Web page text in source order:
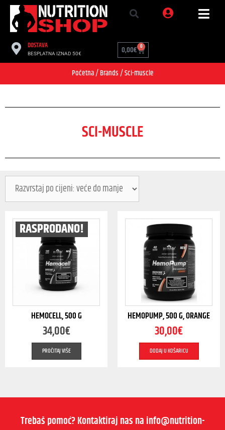
DOSTAVA
BESPLATNA IZNAD 50€ 0,00€ 0
Početna/ Brands / Sci-muscle
SCI-MUSCLE
RASPRODANO!
HEMOCELL, 500 G
34,00€
PROČITAJ VIŠE
HEMOPUMP, 500 G, ORANGE
30,00€
DODAJ U KOŠARICU
Trebaš pomoć? Kontaktiraj nas na info@nutrition-